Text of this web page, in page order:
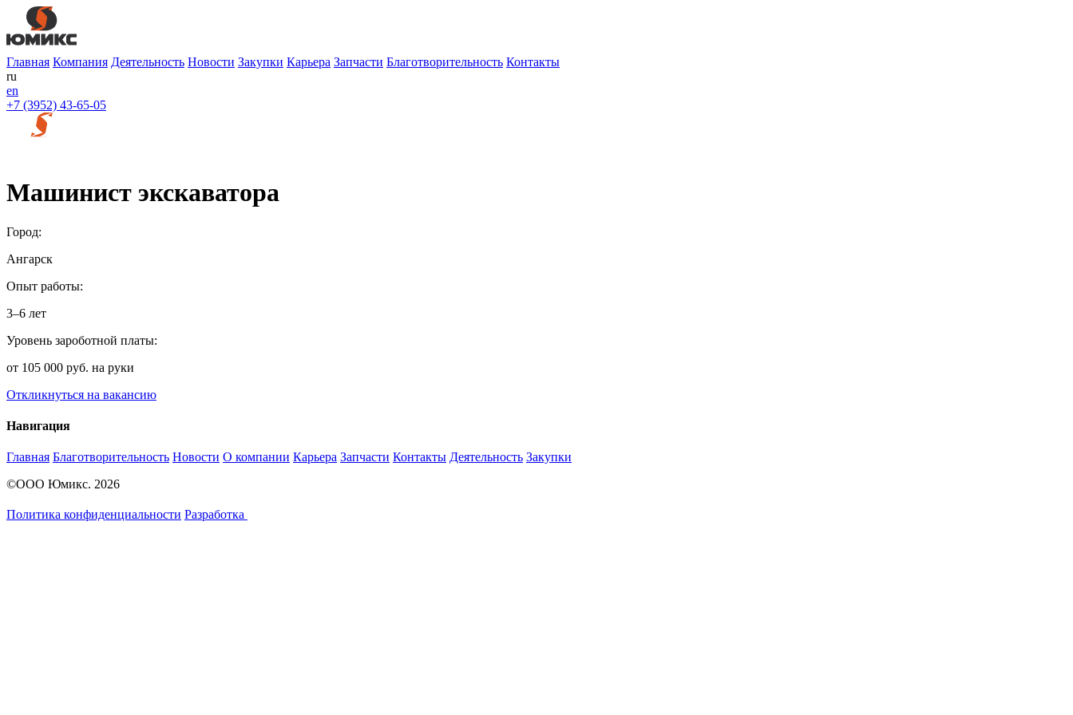
Главная Компания Деятельность Новости Закупки Карьера Запчасти Благотворительность Контакты
ru
en
+7 (3952) 43-65-05
Машинист экскаватора
Город:
Ангарск
Опыт работы:
3–6 лет
Уровень зароботной платы:
от 105 000 руб. на руки
Откликнуться на вакансию
Навигация
Главная Благотворительность Новости О компании Карьера Запчасти Контакты Деятельность Закупки
©ООО Юмикс. 2026
Политика конфиденциальности Разработка